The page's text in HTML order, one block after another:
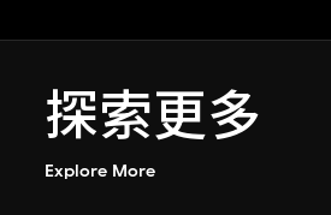
探索更多
Explore More